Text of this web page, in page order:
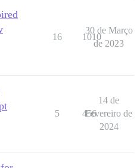
16 1010
30 de Março
de 2023
5 456
14 de
Fevereiro de
2024